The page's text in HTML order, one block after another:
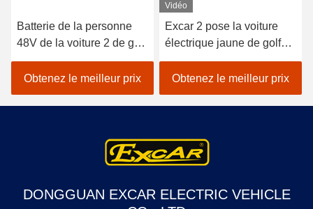
Batterie de la personne
48V de la voiture 2 de golf
d'EXCAR/contrôleur
Trojan électriques de
Curtis
Obtenez le meilleur prix
Vidéo
Excar 2 pose la voiture
électrique jaune de golf
avec le frein à
disque/batterie Trojan
Obtenez le meilleur prix
DONGGUAN EXCAR ELECTRIC VEHICLE